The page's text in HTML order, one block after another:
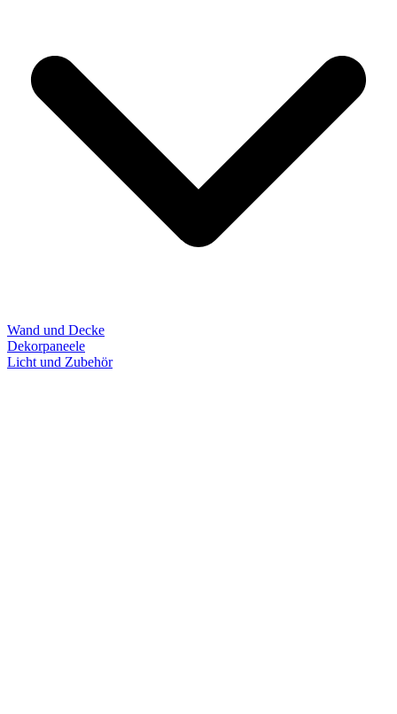
Wand und Decke
Dekorpaneele
Licht und Zubehör